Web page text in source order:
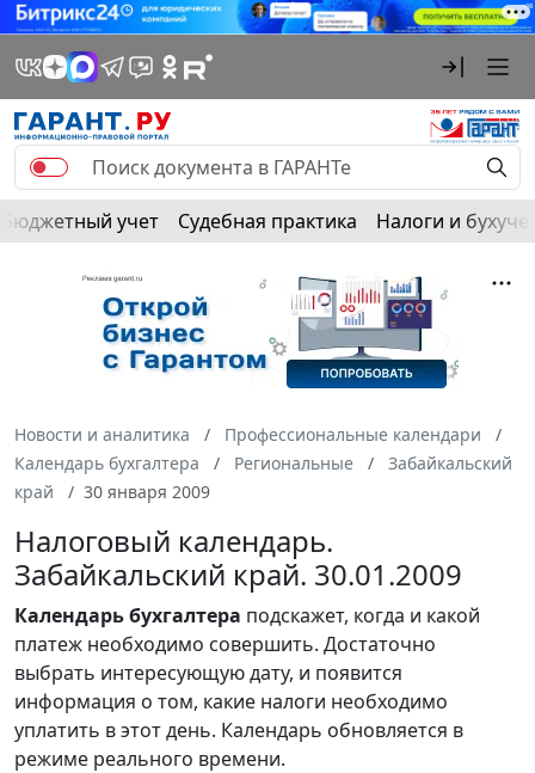
Бюджетный учет Судебная практика Налоги и
Новости и аналитика
Профессиональные календари
Календарь бухгалтера
Региональные
Забайкальский
край
30 января 2009
Налоговый календарь.
Забайкальский край. 30.01.2009
Календарьбухгалтера подскажет, когда и какой
платеж необходимо совершить. Достаточно
выбрать интересующую дату, и появится
информация о том, какие налоги необходимо
уплатить в этот день. Календарь обновляется в
режиме реального времени.